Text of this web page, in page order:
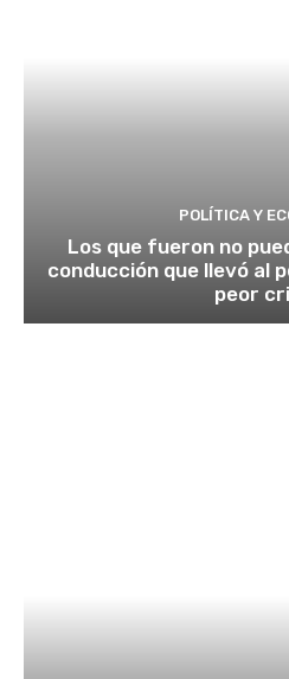
POLÍTICA Y
Los que fueron no
conducción que llevó al
peor